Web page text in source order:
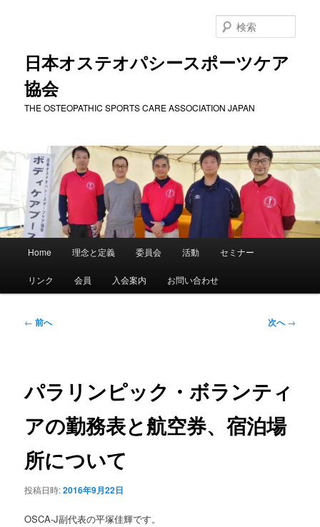
動
日本オステオパシースポーツケア
協会
THE OSTEOPATHIC SPORTS CARE ASSOCIATION JAPAN
索
メ
Home 理念と定義 委員会 活動 セミナー
リンク 会員 入会案内 お問い合わせ
投
ー
ョ
ン
← 前へ 次へ→
パラリンピック・ボランティ
アの勤務表と航空券、宿泊場
所について
投稿日時:2016年9月22日
OSCA-J副代表の平塚佳輝です。